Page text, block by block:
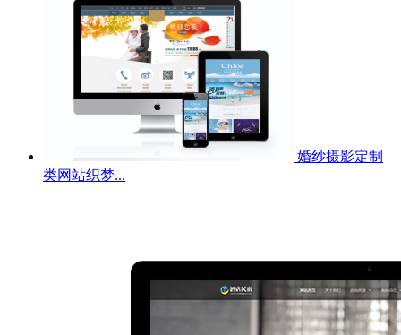
婚纱摄影定制
类网站织梦...